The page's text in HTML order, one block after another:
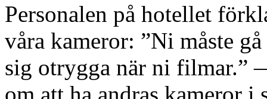
Personalen på hotellet
våra kameror: ”Ni måste
sig otrygga när ni filmar.”
om att ha andras kameror i